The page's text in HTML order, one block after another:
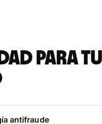
para tu
antifraude